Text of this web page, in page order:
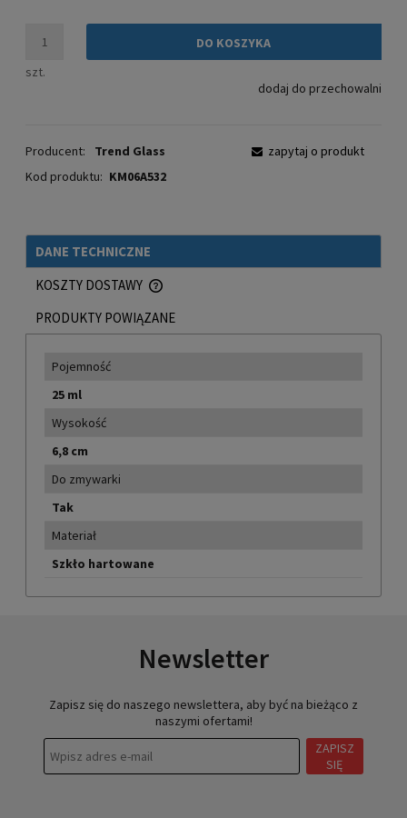
szt.
DO KOSZYKA
dodaj do przechowalni
Producent:
Trend Glass
Kod produktu: KM06A532
zapytaj o produkt
DANE TECHNICZNE
KOSZTY DOSTAWY
CENA NIE ZAWIERA EWENTUALNYCH KOSZTÓW PŁATNOŚCI
PRODUKTY POWIĄZANE
Pojemność
25 ml
Wysokość
6,8 cm
Do zmywarki
Tak
Materiał
Szkło hartowane
Newsletter
Zapisz się do naszego newslettera, aby być na bieżąco z
naszymi ofertami!
ZAPISZ
SIĘ